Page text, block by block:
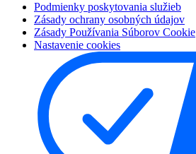
Podmienky poskytovania služieb
Zásady ochrany osobných údajov
Zásady Používania Súborov Cookie
Nastavenie cookies